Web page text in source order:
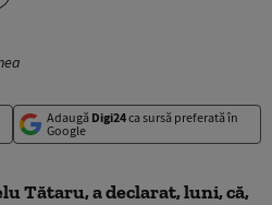
Adaugă Digi24ca sursă preferată în
Google
Tătaru, a declarat, luni, că,